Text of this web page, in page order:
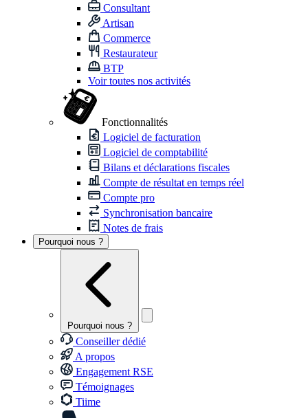
Consultant
Artisan
Commerce
Restaurateur
BTP
Voir toutes nos activités
Fonctionnalités
Logiciel de facturation
Logiciel de comptabilité
Bilans et déclarations fiscales
Compte de résultat en temps réel
Compte pro
Synchronisation bancaire
Notes de frais
Pourquoi nous ?
Pourquoi nous ?
Conseiller dédié
A propos
Engagement RSE
Témoignages
Tiime